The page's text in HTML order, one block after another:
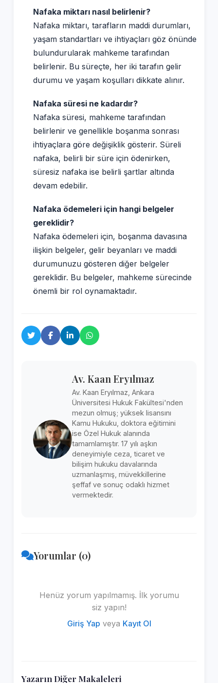
Nafaka miktarı nasıl belirlenir?
Nafaka miktarı, tarafların maddi durumları,
yaşam standartları ve ihtiyaçları göz önünde
bulundurularak mahkeme tarafından
belirlenir. Bu süreçte, her iki tarafın gelir
durumu ve yaşam koşulları dikkate alınır.
Nafaka süresi ne kadardır?
Nafaka süresi, mahkeme tarafından
belirlenir ve genellikle boşanma sonrası
ihtiyaçlara göre değişiklik gösterir. Süreli
nafaka, belirli bir süre için ödenirken,
süresiz nafaka ise belirli şartlar altında
devam edebilir.
Nafaka ödemeleri için hangi belgeler
gereklidir?
Nafaka ödemeleri için, boşanma davasına
ilişkin belgeler, gelir beyanları ve maddi
durumunuzu gösteren diğer belgeler
gereklidir. Bu belgeler, mahkeme sürecinde
önemli bir rol oynamaktadır.
Av. Kaan Eryılmaz
Av. Kaan Eryılmaz, Ankara
Üniversitesi Hukuk Fakültesi'nden
mezun olmuş; yüksek lisansını
Kamu Hukuku, doktora eğitimini
ise Özel Hukuk alanında
tamamlamıştır. 17 yılı aşkın
deneyimiyle ceza, ticaret ve
bilişim hukuku davalarında
uzmanlaşmış, müvekkillerine
şeffaf ve sonuç odaklı hizmet
vermektedir.
Yorumlar (0)
Henüz yorum yapılmamış. İlk yorumu
siz yapın!
Giriş Yap veya Kayıt Ol
Yazarın Diğer Makaleleri